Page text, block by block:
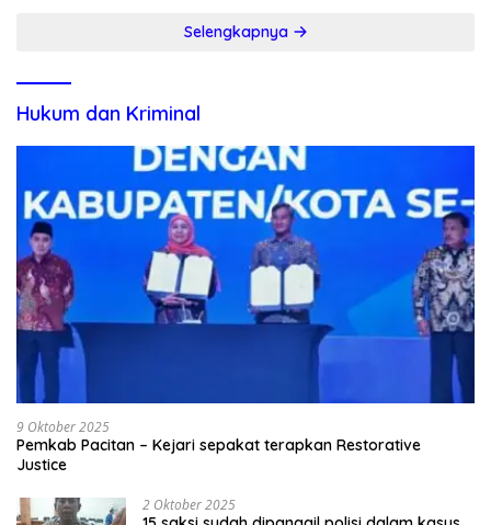
Selengkapnya
Hukum dan Kriminal
9 Oktober 2025
Pemkab Pacitan – Kejari sepakat terapkan Restorative
Justice
2 Oktober 2025